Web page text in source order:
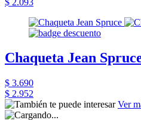
Chaqueta Jean
$ 3.690
$ 2.952
Ver